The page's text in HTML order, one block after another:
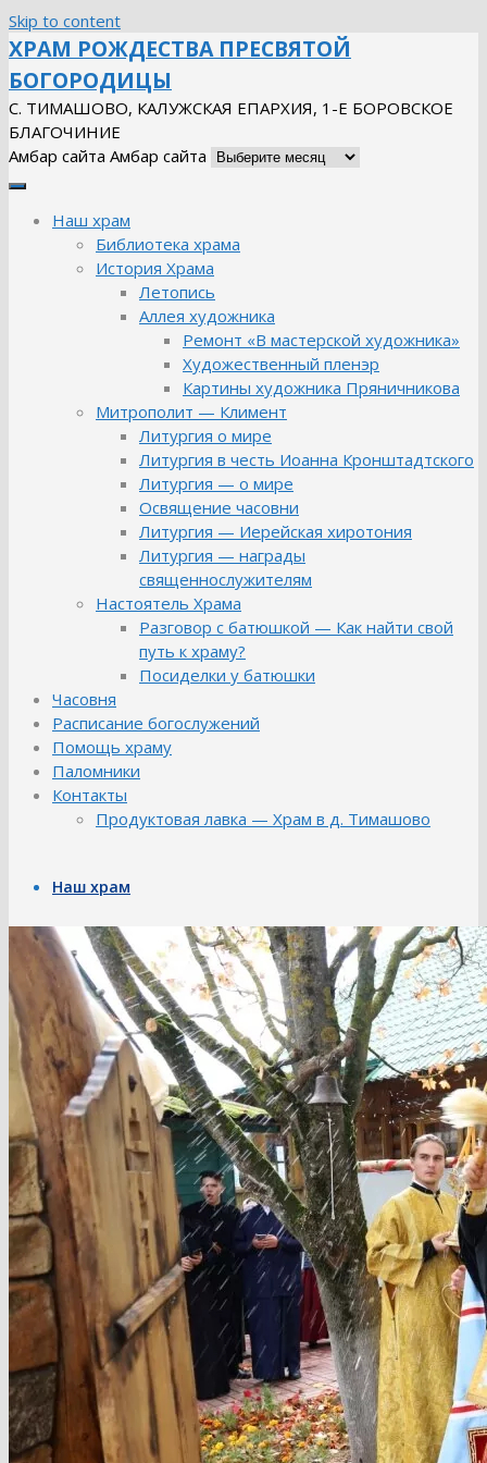
Skip to content
ХРАМ РОЖДЕСТВА ПРЕСВЯТОЙ
БОГОРОДИЦЫ
С. ТИМАШОВО, КАЛУЖСКАЯ ЕПАРХИЯ, 1-Е БОРОВСКОЕ
БЛАГОЧИНИЕ
Амбар сайта Амбар сайта
Наш храм
Библиотека храма
История Храма
Летопись
Аллея художника
Ремонт «В мастерской художника»
Художественный пленэр
Картины художника Пряничникова
Митрополит — Климент
Литургия о мире
Литургия в честь Иоанна Кронштадтского
Литургия — о мире
Освящение часовни
Литургия — Иерейская хиротония
Литургия — награды
священнослужителям
Настоятель Храма
Разговор с батюшкой — Как найти свой
путь к храму?
Посиделки у батюшки
Часовня
Расписание богослужений
Помощь храму
Паломники
Контакты
Продуктовая лавка — Храм в д. Тимашово
Наш храм
Библиотека храма
История Храма
Летопись
Аллея художника
Ремонт «В мастерской художника»
Художественный пленэр
Картины художника Пряничникова
Митрополит — Климент
Литургия о мире
Литургия в честь Иоанна
Кронштадтского
Литургия — о мире
Освящение часовни
Литургия — Иерейская хиротония
Литургия — награды
священнослужителям
Настоятель Храма
Разговор с батюшкой — Как найти свой
путь к храму?
Посиделки у батюшки
Часовня